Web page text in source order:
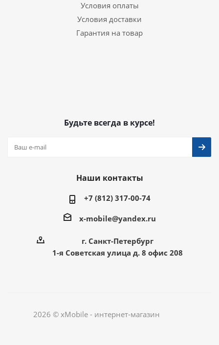
Условия оплаты
Условия доставки
Гарантия на товар
Будьте всегда в курсе!
Наши контакты
+7 (812) 317-00-74
x-mobile@yandex.ru
г. Санкт-Петербург
1-я Советская улица д. 8 офис 208
2026 © xMobile - интернет-магазин